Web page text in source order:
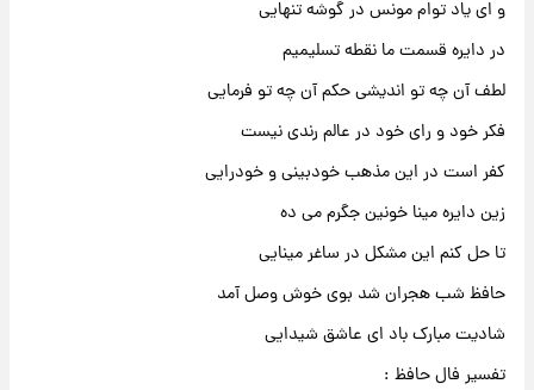
و ای یاد توام مونس در گوشه تنهایی
در دایره قسمت ما نقطه تسلیمیم
لطف آن چه تو اندیشی حکم آن چه تو فرمایی
فکر خود و رای خود در عالم رندی نیست
کفر است در این مذهب خودبینی و خودرایی
زین دایره مینا خونین جگرم می ده
تا حل کنم این مشکل در ساغر مینایی
حافظ شب هجران شد بوی خوش وصل آمد
شادیت مبارک باد ای عاشق شیدایی
تفسیر فال حافظ :